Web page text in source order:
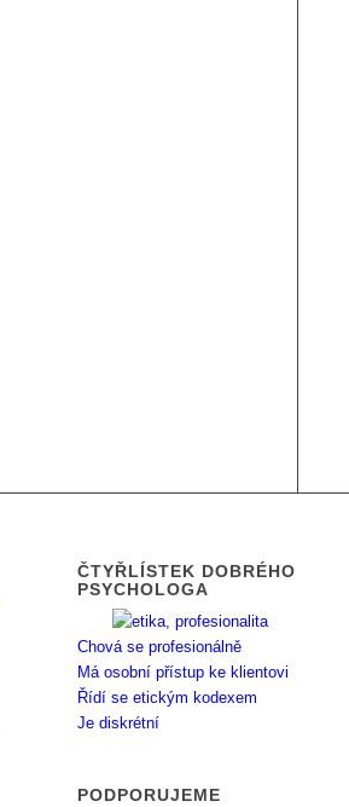
ČTYŘLÍSTEK DOBRÉHO
PSYCHOLOGA
Chová se profesionálně
Má osobní přístup ke klientovi
Řídí se etickým kodexem
Je diskrétní
PODPORUJEME